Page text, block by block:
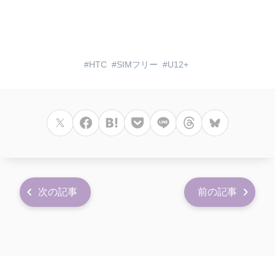
HTC SIMフリー U12+
次の記事 前の記事